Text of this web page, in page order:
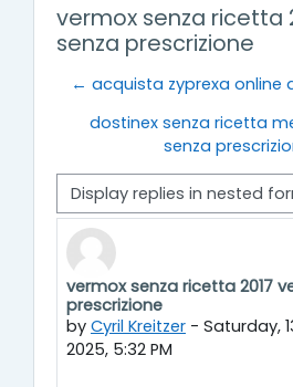
vermox senza ricetta
senza prescrizione
← acquista zyprexa online
dostinex senza ricetta
senza
Display mode
vermox senza ricetta 2017
prescrizione
by Cyril Kreitzer - Saturday,
2025, 5:32 PM
Number of replies: 0